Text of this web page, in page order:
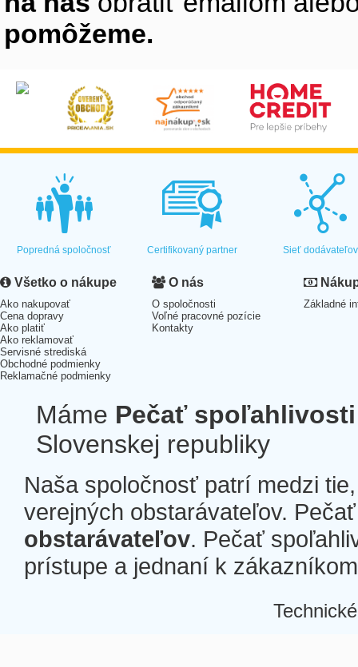
pomôžeme.
Popredná spoločnosť Certifikovaný partner Sieť dodávateľov
Všetko o nákupe
Ako nakupovať
Cena dopravy
Ako platiť
Ako reklamovať
Servisné strediská
Obchodné podmienky
Reklamačné podmienky
O nás
O spoločnosti
Voľné pracovné pozície
Kontakty
Základné
Máme Pečať spoľahlivosti
Slovenskej republiky
Naša spoločnosť patrí medzi
verejných obstarávateľov.
obstarávateľov. Pečať
prístupe a jednaní k